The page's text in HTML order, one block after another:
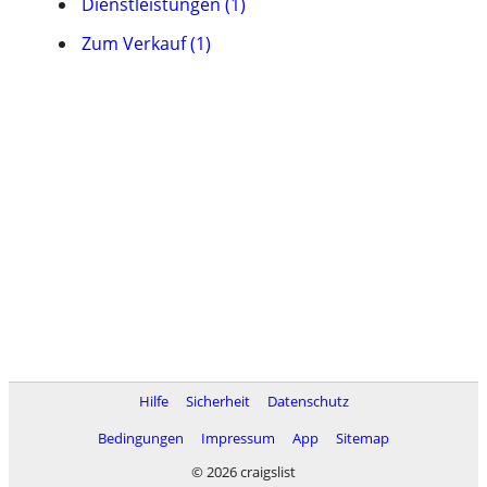
Zum Verkauf (1)
Hilfe Sicherheit
Datenschutz
Bedingungen
Impressum App
Sitemap
© 2026 craigslist